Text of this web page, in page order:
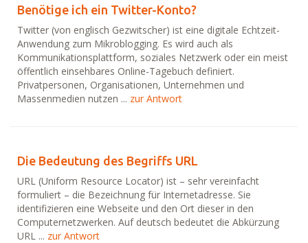
Benötige ich ein Twitter-Konto?
Twitter (von englisch Gezwitscher) ist eine digitale Echtzeit-
Anwendung zum Mikroblogging. Es wird auch als
Kommunikationsplattform, soziales Netzwerk oder ein meist
öffentlich einsehbares Online-Tagebuch definiert.
Privatpersonen, Organisationen, Unternehmen und
Massenmedien nutzen ... zur Antwort
Die Bedeutung des Begriffs URL
URL (Uniform Resource Locator) ist – sehr vereinfacht
formuliert – die Bezeichnung für Internetadresse. Sie
identifizieren eine Webseite und den Ort dieser in den
Computernetzwerken. Auf deutsch bedeutet die Abkürzung
URL ... zur Antwort